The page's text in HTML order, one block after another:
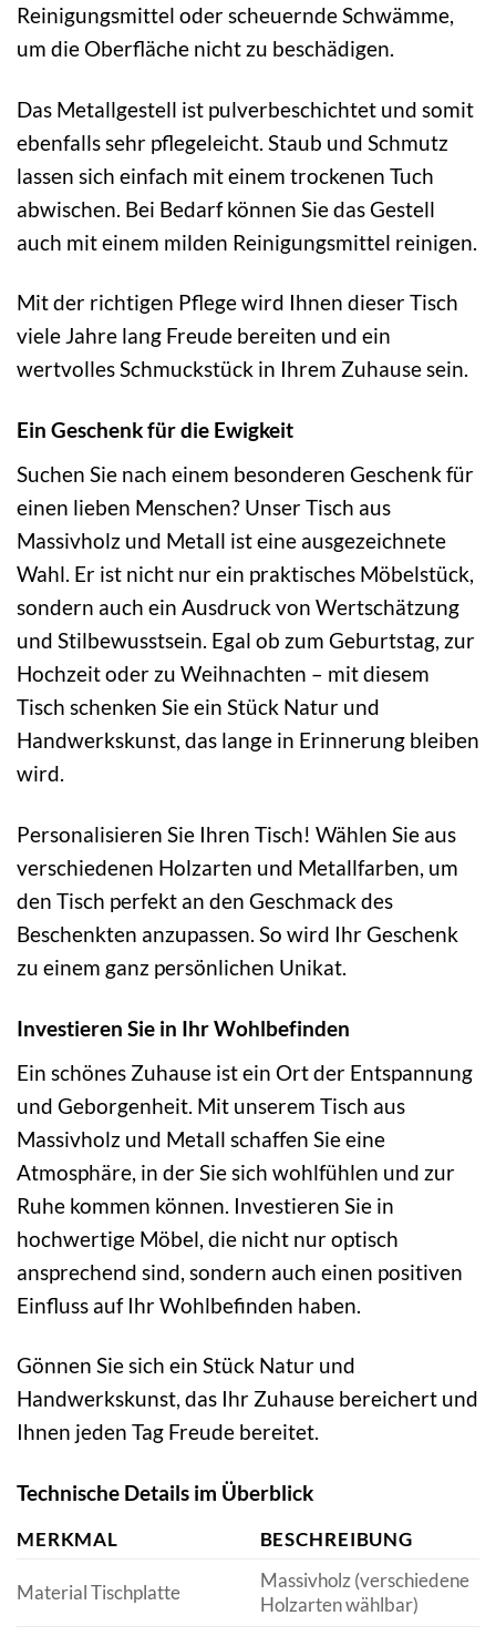
Reinigungsmittel oder scheuernde Schwämme,
um die Oberfläche nicht zu beschädigen.
Das Metallgestell ist pulverbeschichtet und somit
ebenfalls sehr pflegeleicht. Staub und Schmutz
lassen sich einfach mit einem trockenen Tuch
abwischen. Bei Bedarf können Sie das Gestell
auch mit einem milden Reinigungsmittel reinigen.
Mit der richtigen Pflege wird Ihnen dieser Tisch
viele Jahre lang Freude bereiten und ein
wertvolles Schmuckstück in Ihrem Zuhause sein.
Ein Geschenk für die Ewigkeit
Suchen Sie nach einem besonderen Geschenk für
einen lieben Menschen? Unser Tisch aus
Massivholz und Metall ist eine ausgezeichnete
Wahl. Er ist nicht nur ein praktisches Möbelstück,
sondern auch ein Ausdruck von Wertschätzung
und Stilbewusstsein. Egal ob zum Geburtstag, zur
Hochzeit oder zu Weihnachten – mit diesem
Tisch schenken Sie ein Stück Natur und
Handwerkskunst, das lange in Erinnerung bleiben
wird.
Personalisieren Sie Ihren Tisch! Wählen Sie aus
verschiedenen Holzarten und Metallfarben, um
den Tisch perfekt an den Geschmack des
Beschenkten anzupassen. So wird Ihr Geschenk
zu einem ganz persönlichen Unikat.
Investieren Sie in Ihr Wohlbefinden
Ein schönes Zuhause ist ein Ort der Entspannung
und Geborgenheit. Mit unserem Tisch aus
Massivholz und Metall schaffen Sie eine
Atmosphäre, in der Sie sich wohlfühlen und zur
Ruhe kommen können. Investieren Sie in
hochwertige Möbel, die nicht nur optisch
ansprechend sind, sondern auch einen positiven
Einfluss auf Ihr Wohlbefinden haben.
Gönnen Sie sich ein Stück Natur und
Handwerkskunst, das Ihr Zuhause bereichert und
Ihnen jeden Tag Freude bereitet.
Technische Details im Überblick
MERKMAL BESCHREIBUNG
Material Tischplatte
Massivholz (verschiedene
Holzarten wählbar)